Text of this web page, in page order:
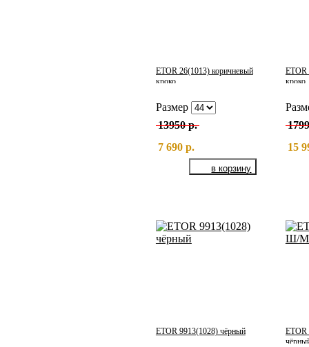
ETOR 26(1013) коричневый
кроко
Размер
13950 р.
7 690 р.
ETOR
кроко
15
ETOR 9913(1028) чёрный